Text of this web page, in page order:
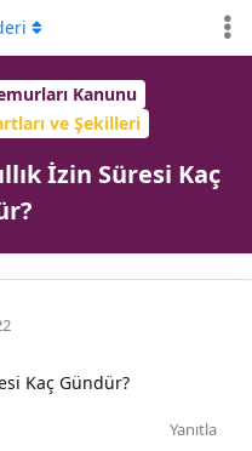
Kanunu
ve Şekilleri
İzin Süresi Kaç
Kaç Gündür?
Yanıtla